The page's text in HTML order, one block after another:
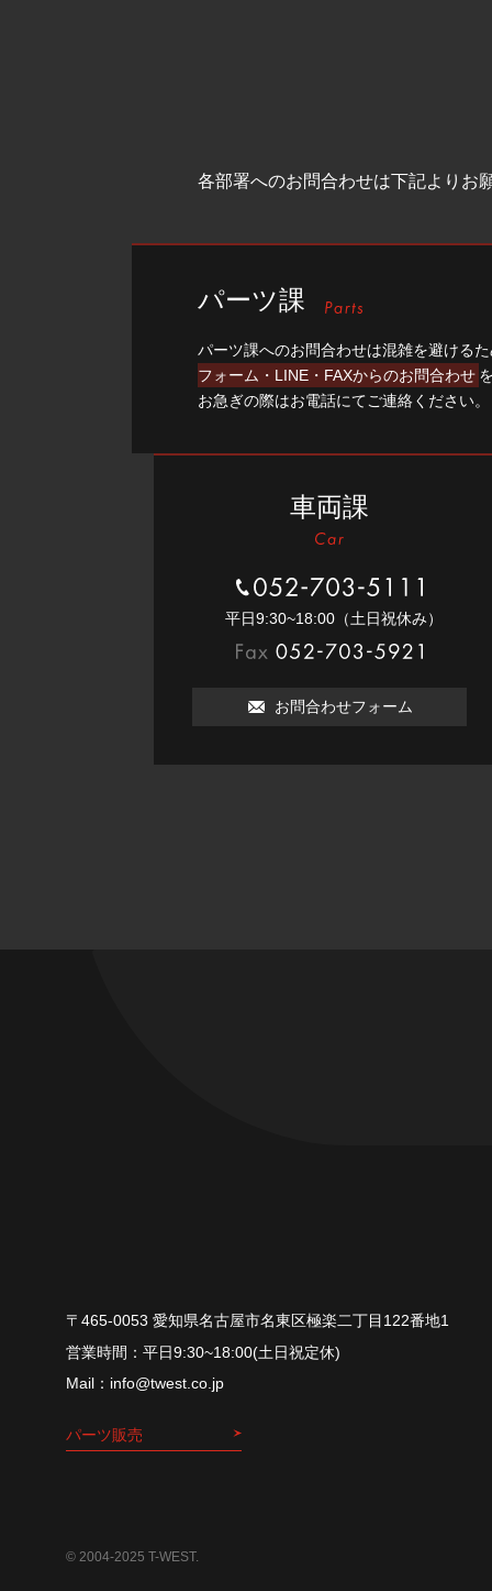
各部署へのお問合わせは下記よりお
パーツ課
パーツ課へのお問合わせは混雑を避ける
フォーム・LINE・FAXからのお問合わせ
お急ぎの際はお電話にてご連絡ください。
車両課
052-703-5111
平⽇9:30~18:00（⼟⽇祝休み）
お問合わせフォーム
〒465-0053 愛知県名古屋市名東区極楽二丁目122番地1
平⽇9:30~18:00(⼟⽇祝定休)
info@twest.co.jp
パーツ販売
© 2004-2025 T-WEST.